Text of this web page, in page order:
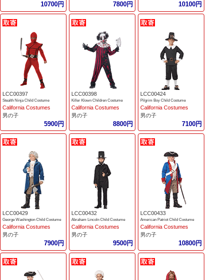
10700円 7800円 10100円
LCC00397
Stealth Ninja Child Costume
California Costumes
男の子
5900円
LCC00398
Killer Klown Children Costume
California Costumes
男の子
8800円
LCC00424
Pilgrim Boy Child Costume
California Costumes
男の子
7100円
LCC00429
George Washington Child Costume
California Costumes
男の子
7900円
LCC00432
Abraham Lincoln Child Costume
California Costumes
男の子
9500円
LCC00433
American Patriot Child Costume
California Costumes
男の子
10800円